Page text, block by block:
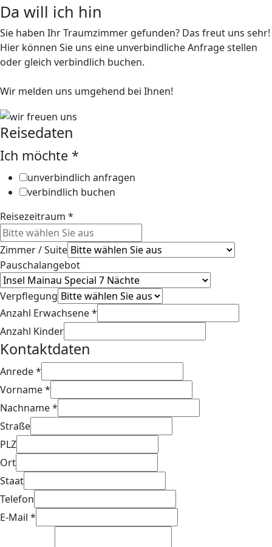
Da will ich hin
Sie haben Ihr Traumzimmer gefunden? Das freut uns sehr!
Hier können Sie uns eine unverbindliche Anfrage stellen
oder gleich verbindlich buchen.
Wir melden uns umgehend bei Ihnen!
Reisedaten
Ich möchte *
unverbindlich anfragen
verbindlich buchen
Reisezeitraum *
Zimmer / Suite
Pauschalangebot
Verpflegung
Anzahl Erwachsene*
Anzahl Kinder
Kontaktdaten
Anrede*
Vorname*
Nachname*
Straße
PLZ
Ort
Staat
Telefon
E-Mail *